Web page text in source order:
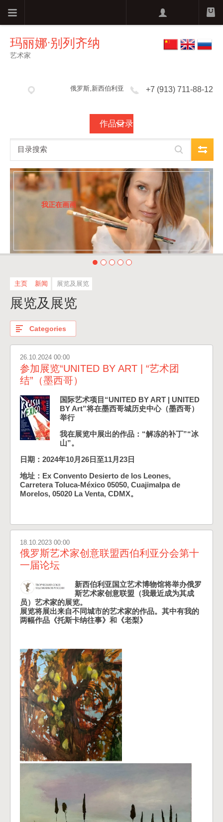
玛丽娜·别列齐纳
艺术家
俄罗斯,新西伯利亚 +7 (913) 711-88-12
作品目录
我正在画画
主页 新闻 展览及展览
展览及展览
Categories
26.10.2024 00:00
参加展览“UNITED BY ART | “艺术团
结”（墨西哥）
国际艺术项目“UNITED BY ART | UNITED
BY Art”将在墨西哥城历史中心（墨西哥）
举行
我在展览中展出的作品：“解冻的补丁”“冰
山”。
日期：2024年10月26日至11月23日
地址：Ex Convento Desierto de los Leones,
Carretera Toluca-México 05050, Cuajimalpa de
Morelos, 05020 La Venta, CDMX。
18.10.2023 00:00
俄罗斯艺术家创意联盟西伯利亚分会第十
一届论坛
新西伯利亚国立艺术博物馆将举办俄罗
斯艺术家创意联盟（我最近成为其成
员）艺术家的展览。
展览将展出来自不同城市的艺术家的作品。其中有我的
两幅作品《托斯卡纳往事》和《老梨》